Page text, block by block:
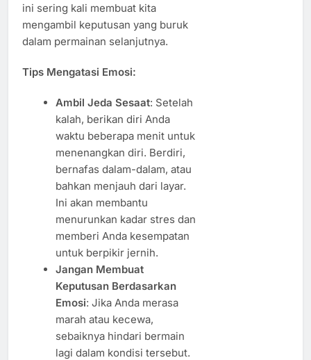
ini sering kali membuat kita
mengambil keputusan yang buruk
dalam permainan selanjutnya.
Tips Mengatasi Emosi:
Ambil Jeda Sesaat: Setelah
kalah, berikan diri Anda
waktu beberapa menit untuk
menenangkan diri. Berdiri,
bernafas dalam-dalam, atau
bahkan menjauh dari layar.
Ini akan membantu
menurunkan kadar stres dan
memberi Anda kesempatan
untuk berpikir jernih.
Jangan Membuat
Keputusan Berdasarkan
Emosi: Jika Anda merasa
marah atau kecewa,
sebaiknya hindari bermain
lagi dalam kondisi tersebut.